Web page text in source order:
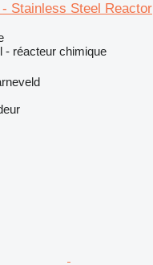
Stainless Steel Reactor
- réacteur chimique